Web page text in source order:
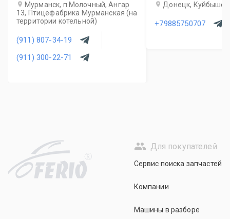
Мурманск, п.Молочный, Ангар
13, Птицефабрика Мурманская (на
территории котельной)
(911) 807-34-19
(911) 300-22-71
Донецк,
+79885750707
R
Для покупателей
Сервис поиска запчастей
Компании
Машины в разборе